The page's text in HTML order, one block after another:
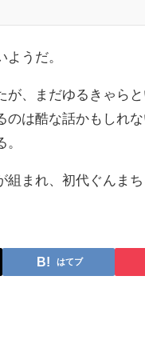
うだ。
が、まだゆるきゃら
のは酷な話かもしれ
組まれ、初代ぐんま
はてブ